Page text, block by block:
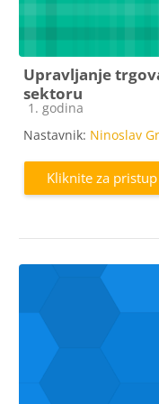
Upravljanje
sektoru
Kategorija e-kolegija
1. godina
Nastavnik: Ninoslav
Kliknite za